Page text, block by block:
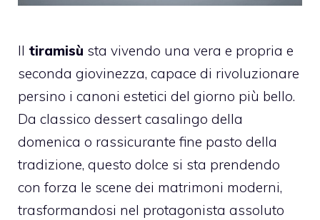
Il tiramisù sta vivendo una vera e propria e
seconda giovinezza, capace di rivoluzionare
persino i canoni estetici del giorno più bello.
Da classico dessert casalingo della
domenica o rassicurante fine pasto della
tradizione, questo dolce si sta prendendo
con forza le scene dei matrimoni moderni,
trasformandosi nel protagonista assoluto